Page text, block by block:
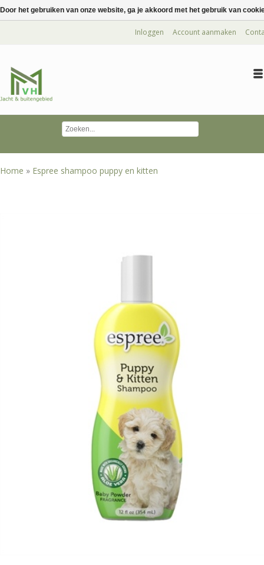
Inloggen Account aanmaken
Home » Espree shampoo puppy en kitten
Door het gebruiken van onze website, ga je akkoord met het gebruik van